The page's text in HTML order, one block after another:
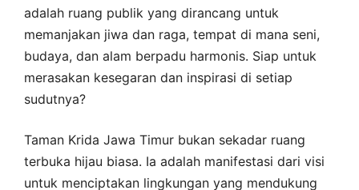
adalah ruang publik yang dirancang untuk
memanjakan jiwa dan raga, tempat di mana seni,
budaya, dan alam berpadu harmonis. Siap untuk
merasakan kesegaran dan inspirasi di setiap
sudutnya?
Taman Krida Jawa Timur bukan sekadar ruang
terbuka hijau biasa. Ia adalah manifestasi dari visi
untuk menciptakan lingkungan yang mendukung